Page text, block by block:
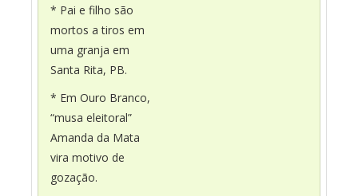
* Pai e filho são
mortos a tiros em
uma granja em
Santa Rita, PB.
* Em Ouro Branco,
“musa eleitoral”
Amanda da Mata
vira motivo de
gozação.